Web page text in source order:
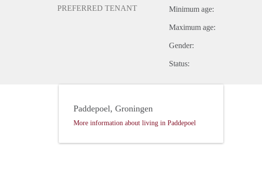
PREFERRED TENANT Minimum age:
Maximum age:
Gender:
Status:
Paddepoel, Groningen
More information about living in Paddepoel